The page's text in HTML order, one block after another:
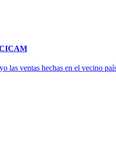
las ventas hechas en el vecino